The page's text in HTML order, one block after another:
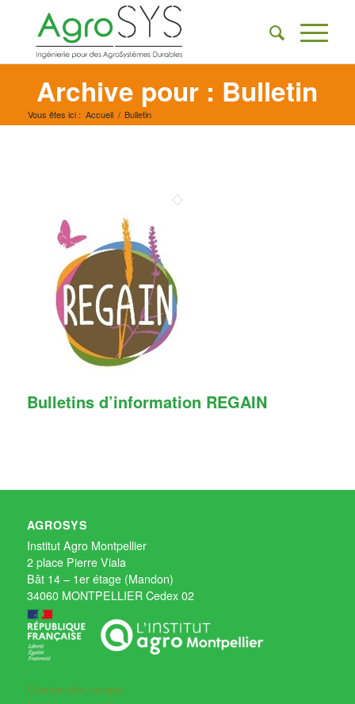
Archive pour : Bulletin
Vous êtes ici : Accueil / Bulletin
Bulletins d’information REGAIN
AGROSYS
Institut Agro Montpellier
2 place Pierre Viala
Bât 14 – 1er étage (Mandon)
34060 MONTPELLIER Cedex 02
Création d'un compte